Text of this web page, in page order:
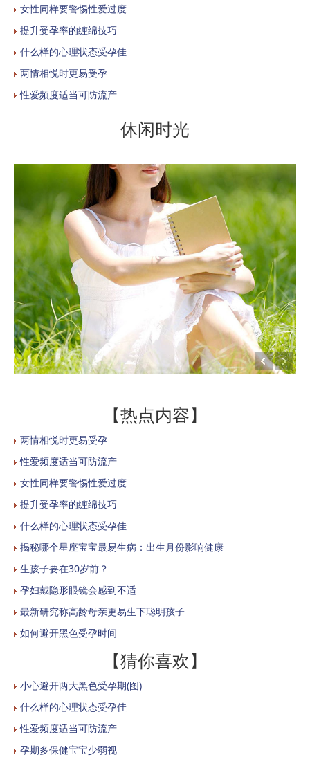
女性同样要警惕性爱过度
提升受孕率的缠绵技巧
什么样的心理状态受孕佳
两情相悦时更易受孕
性爱频度适当可防流产
休闲时光
【热点内容】
两情相悦时更易受孕
性爱频度适当可防流产
女性同样要警惕性爱过度
提升受孕率的缠绵技巧
什么样的心理状态受孕佳
揭秘哪个星座宝宝最易生病：出生月份影响健康
生孩子要在30岁前？
孕妇戴隐形眼镜会感到不适
最新研究称高龄母亲更易生下聪明孩子
如何避开黑色受孕时间
【猜你喜欢】
小心避开两大黑色受孕期(图)
什么样的心理状态受孕佳
性爱频度适当可防流产
孕期多保健宝宝少弱视